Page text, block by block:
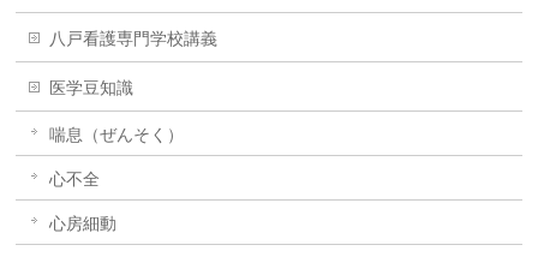
八戸看護専門学校講義
医学豆知識
喘息（ぜんそく）
心不全
心房細動